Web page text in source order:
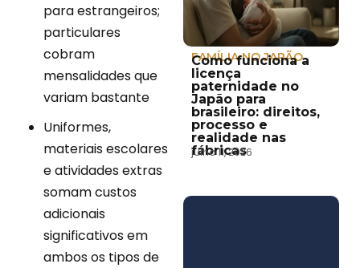
para estrangeiros;
particulares
cobram
mensalidades que
variam bastante
Uniformes,
materiais escolares
e atividades extras
somam custos
adicionais
significativos em
ambos os tipos de
FAMÍLIA NO JAPÃO
Como funciona a
licença
paternidade no
Japão para
brasileiro: direitos,
processo e
realidade nas
fábricas
julho 11, 2026